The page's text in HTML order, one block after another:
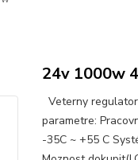
24v 1000w
Veterny
parametre:
-35C ~ +55 C